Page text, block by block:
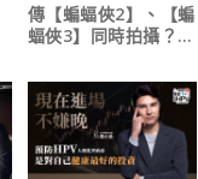
傳【蝙蝠俠2】、【蝙
蝠俠3】同時拍攝？詹